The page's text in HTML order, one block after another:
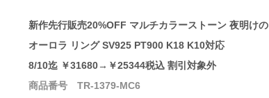
新作先行販売20%OFF マルチカラーストーン 夜明けの
オーロラ リング SV925 PT900 K18 K10対応
8/10迄 ￥31680→￥25344税込 割引対象外
商品番号 TR-1379-MC6